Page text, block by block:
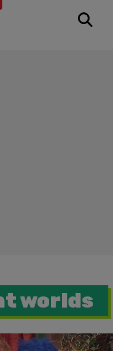
worlds